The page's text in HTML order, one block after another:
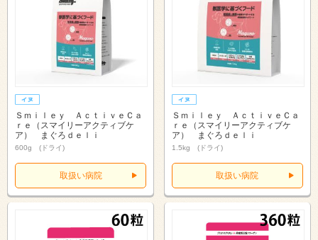
Ｓｍｉｌｅｙ ＡｃｔｉｖｅＣａ
ｒｅ（スマイリーアクティブケ
ア） まぐろｄｅｌｉ
600g (ドライ)
取扱い病院
Ｓｍｉｌｅｙ ＡｃｔｉｖｅＣａ
ｒｅ（スマイリーアクティブケ
ア） まぐろｄｅｌｉ
1.5kg (ドライ)
取扱い病院